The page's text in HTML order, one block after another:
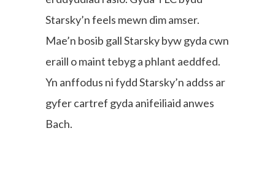
Starsky’n feels mewn dim amser.
Mae’n bosib gall Starsky byw gyda cwn
eraill o maint tebyg a phlant aeddfed.
Yn anffodus ni fydd Starsky’n addss ar
gyfer cartref gyda anifeiliaid anwes
Bach.